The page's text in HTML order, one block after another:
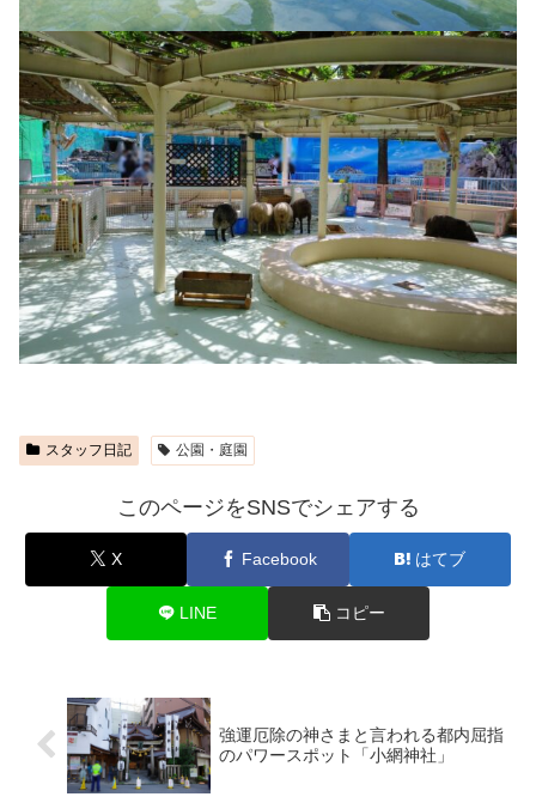
スタッフ日記 公園・庭園
このページをSNSでシェアする
X Facebook はてブ
LINE コピー
強運厄除の神さまと言われる都内屈指
のパワースポット「小網神社」